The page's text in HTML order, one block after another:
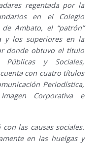
regentada por la
en el Colegio
Ambato, el “patrón”
y los superiores en la
donde obtuvo el título
y Sociales,
con cuatro títulos
Periodística,
Corporativa e
las causas sociales.
en las huelgas y